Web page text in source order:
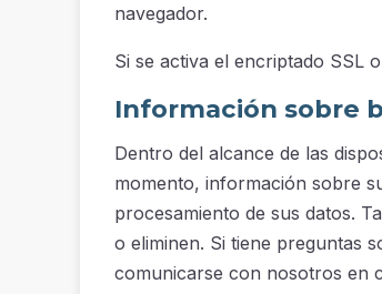
navegador.
Si se activa el encriptado SSL
Información sobre
Dentro del alcance de las
momento, información sobre
procesamiento de sus datos.
o eliminen. Si tiene preguntas
comunicarse con nosotros en